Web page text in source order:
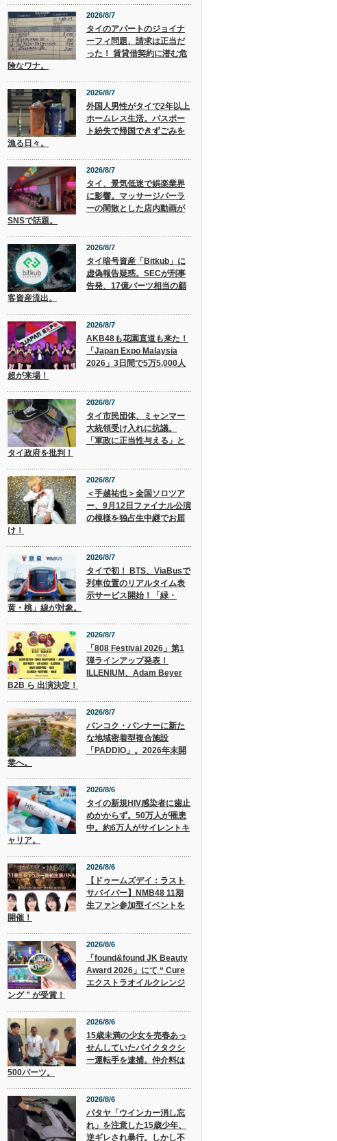
2026/8/7
タイのアパートのジョイナ
ーフィ問題、請求は正当だ
った！ 賃貸借契約に潜む危
険なワナ。
2026/8/7
外国人男性がタイで2年以上
ホームレス生活。パスポー
ト紛失で帰国できずごみを
漁る日々。
2026/8/7
タイ、景気低迷で娯楽業界
に影響。マッサージパーラ
ーの閑散とした店内動画が
SNSで話題。
2026/8/7
タイ暗号資産「Bitkub」に
虚偽報告疑惑。SECが刑事
告発、17億バーツ相当の顧
客資産流出。
2026/8/7
AKB48も花園直道も来た！
「Japan Expo Malaysia
2026」3日間で5万5,000人
超が来場！
2026/8/7
タイ市民団体、ミャンマー
大統領受け入れに抗議。
「軍政に正当性与える」と
タイ政府を批判！
2026/8/7
＜手越祐也＞全国ソロツア
ー、9月12日ファイナル公演
の模様を独占生中継でお届
け！
2026/8/7
タイで初！ BTS、ViaBusで
列車位置のリアルタイム表
示サービス開始！「緑・
黄・桃」線が対象。
2026/8/7
「808 Festival 2026」第1
弾ラインアップ発表！
ILLENIUM、Adam Beyer
B2B ら 出演決定！
2026/8/7
バンコク・バンナーに新た
な地域密着型複合施設
「PADDIO」。2026年末開
業へ。
2026/8/6
タイの新規HIV感染者に歯止
めかからず。50万人が罹患
中。約6万人がサイレントキ
ャリア。
2026/8/6
【ドゥームズデイ：ラスト
サバイバー】NMB48 11期
生ファン参加型イベントを
開催！
2026/8/6
「found&found JK Beauty
Award 2026」にて “ Cure
エクストラオイルクレンジ
ング ” が受賞！
2026/8/6
15歳未満の少女を売春あっ
せんしていたバイクタクシ
ー運転手を逮捕。仲介料は
500バーツ。
2026/8/6
パタヤ「ウインカー消し忘
れ」を注意した15歳少年、
逆ギレされ暴行。しかし不